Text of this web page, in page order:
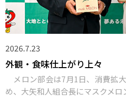
2026.7.23
外観・食味仕上がり上々
メロン部会は7月1日、消費拡
め、大矢和人組合長にマスクメロ